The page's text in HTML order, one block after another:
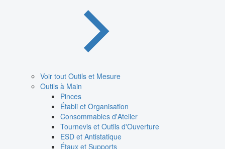
Voir tout Outils et Mesure
Outils à Main
Pinces
Établi et Organisation
Consommables d'Atelier
Tournevis et Outils d'Ouverture
ESD et Antistatique
Étaux et Supports